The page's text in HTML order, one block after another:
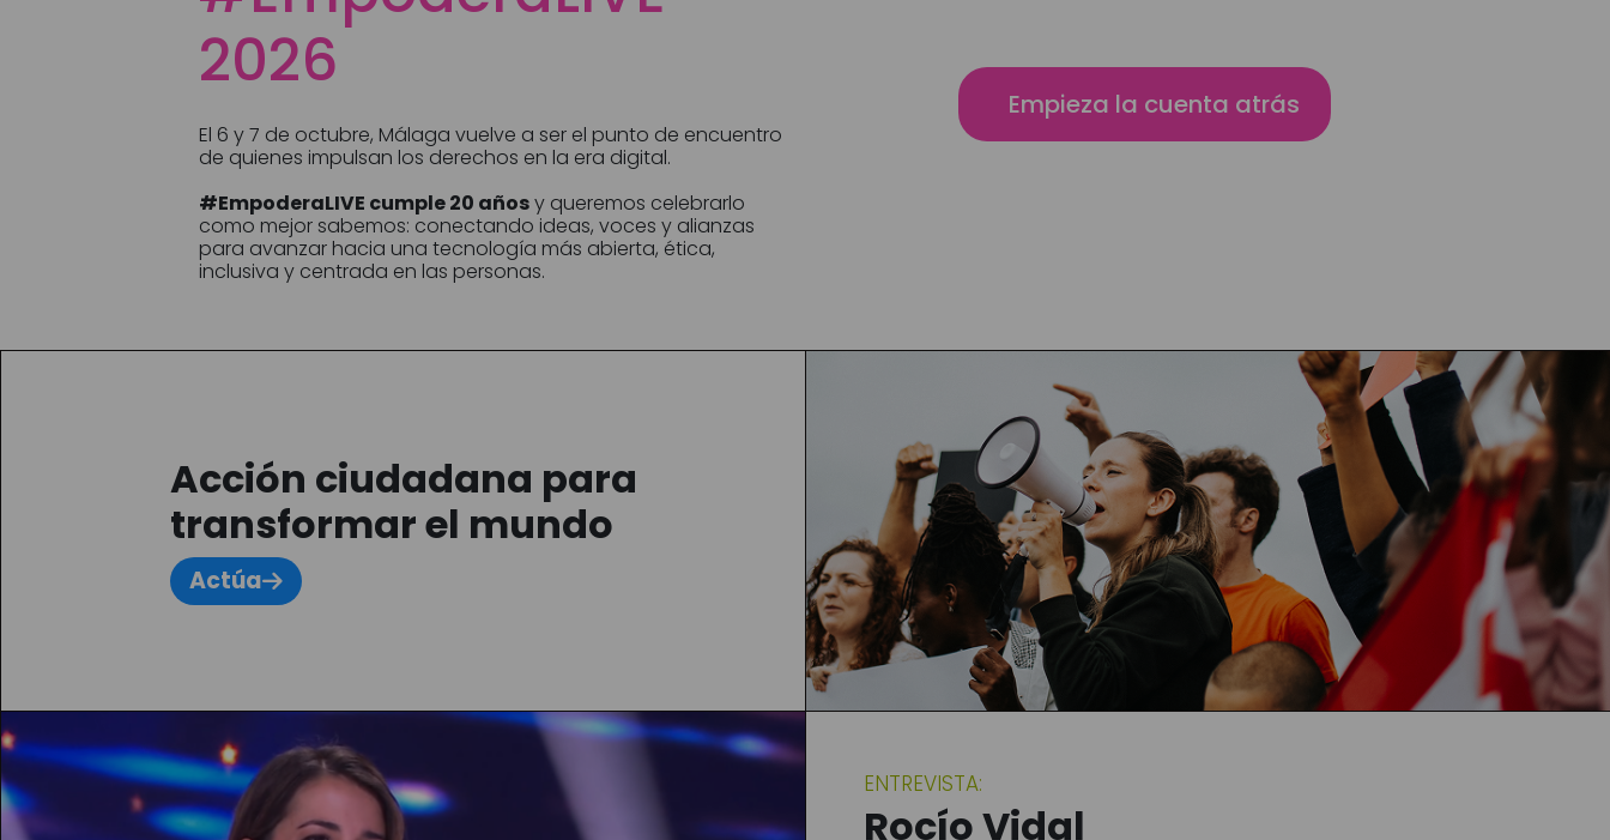
2026
El 6 y 7 de octubre, Málaga vuelve a ser el punto de encuentro
de quienes impulsan los derechos en la era digital.
#EmpoderaLIVE cumple 20 añosy queremos celebrarlo
como mejor sabemos: conectando ideas, voces y alianzas
para avanzar hacia una tecnología más abierta, ética,
inclusiva y centrada en las personas.
Empieza la cuenta atrás
Acción ciudadana para
transformar el mundo
Actúa
ENTREVISTA:
Rocío Vidal